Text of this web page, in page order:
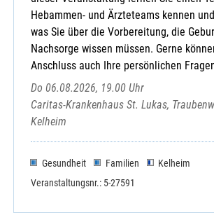
Hebammen- und Ärzteteams kennen
was Sie über die Vorbereitung, die
Nachsorge wissen müssen. Gerne
Anschluss auch Ihre persönlichen
Do 06.08.2026, 19.00 Uhr
Caritas-Krankenhaus St. Lukas,
Kelheim
Gesundheit Familien
Kelheim
Veranstaltungsnr.: 5-27591